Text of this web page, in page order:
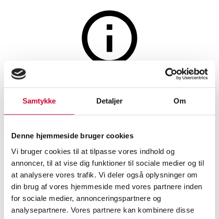
Samtykke Detaljer Om
Denne hjemmeside bruger cookies
Vi bruger cookies til at tilpasse vores indhold og
annoncer, til at vise dig funktioner til sociale medier og til
at analysere vores trafik. Vi deler også oplysninger om
din brug af vores hjemmeside med vores partnere inden
for sociale medier, annonceringspartnere og
analysepartnere. Vores partnere kan kombinere disse
Halskæder, vedhæng
Moderne vedhæng af 18 kt.
hvidguld prydet med talrige
baguette og brillantslebne
diamanter
SHOWROOM
Aarhus
VURDERING
DKK 15.000
VARENUMMER
6554740